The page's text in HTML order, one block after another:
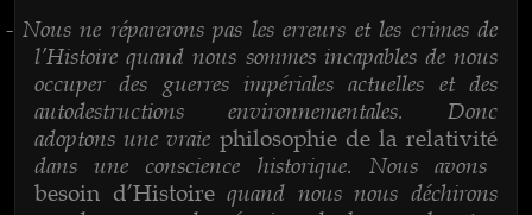
- Nous ne réparerons pas les erreurs et les crimes de
l’Histoire quand nous sommes incapables de nous
occuper des guerres impériales actuelles et des
autodestructions environnementales. Donc
adoptons une vraie philosophie de la relativité
dans une conscience historique. Nous avons
besoin d’Histoirequand nous nous déchirons